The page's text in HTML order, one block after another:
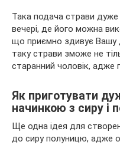
Така подача страви дуже
вечері, де його можна
що приємно здивує Вашу
таку страви зможе не
старанний чоловік,
Як приготувати
начинкою з сиру і
Ще одна ідея для
до сиру полуницю, адже